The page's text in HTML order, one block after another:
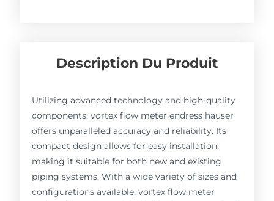
Description Du Produit
Utilizing advanced technology and high-quality
components, vortex flow meter endress hauser
offers unparalleled accuracy and reliability. Its
compact design allows for easy installation,
making it suitable for both new and existing
piping systems. With a wide variety of sizes and
configurations available, vortex flow meter